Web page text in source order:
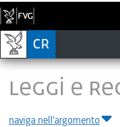
LEGGI E
naviga nell'argomento